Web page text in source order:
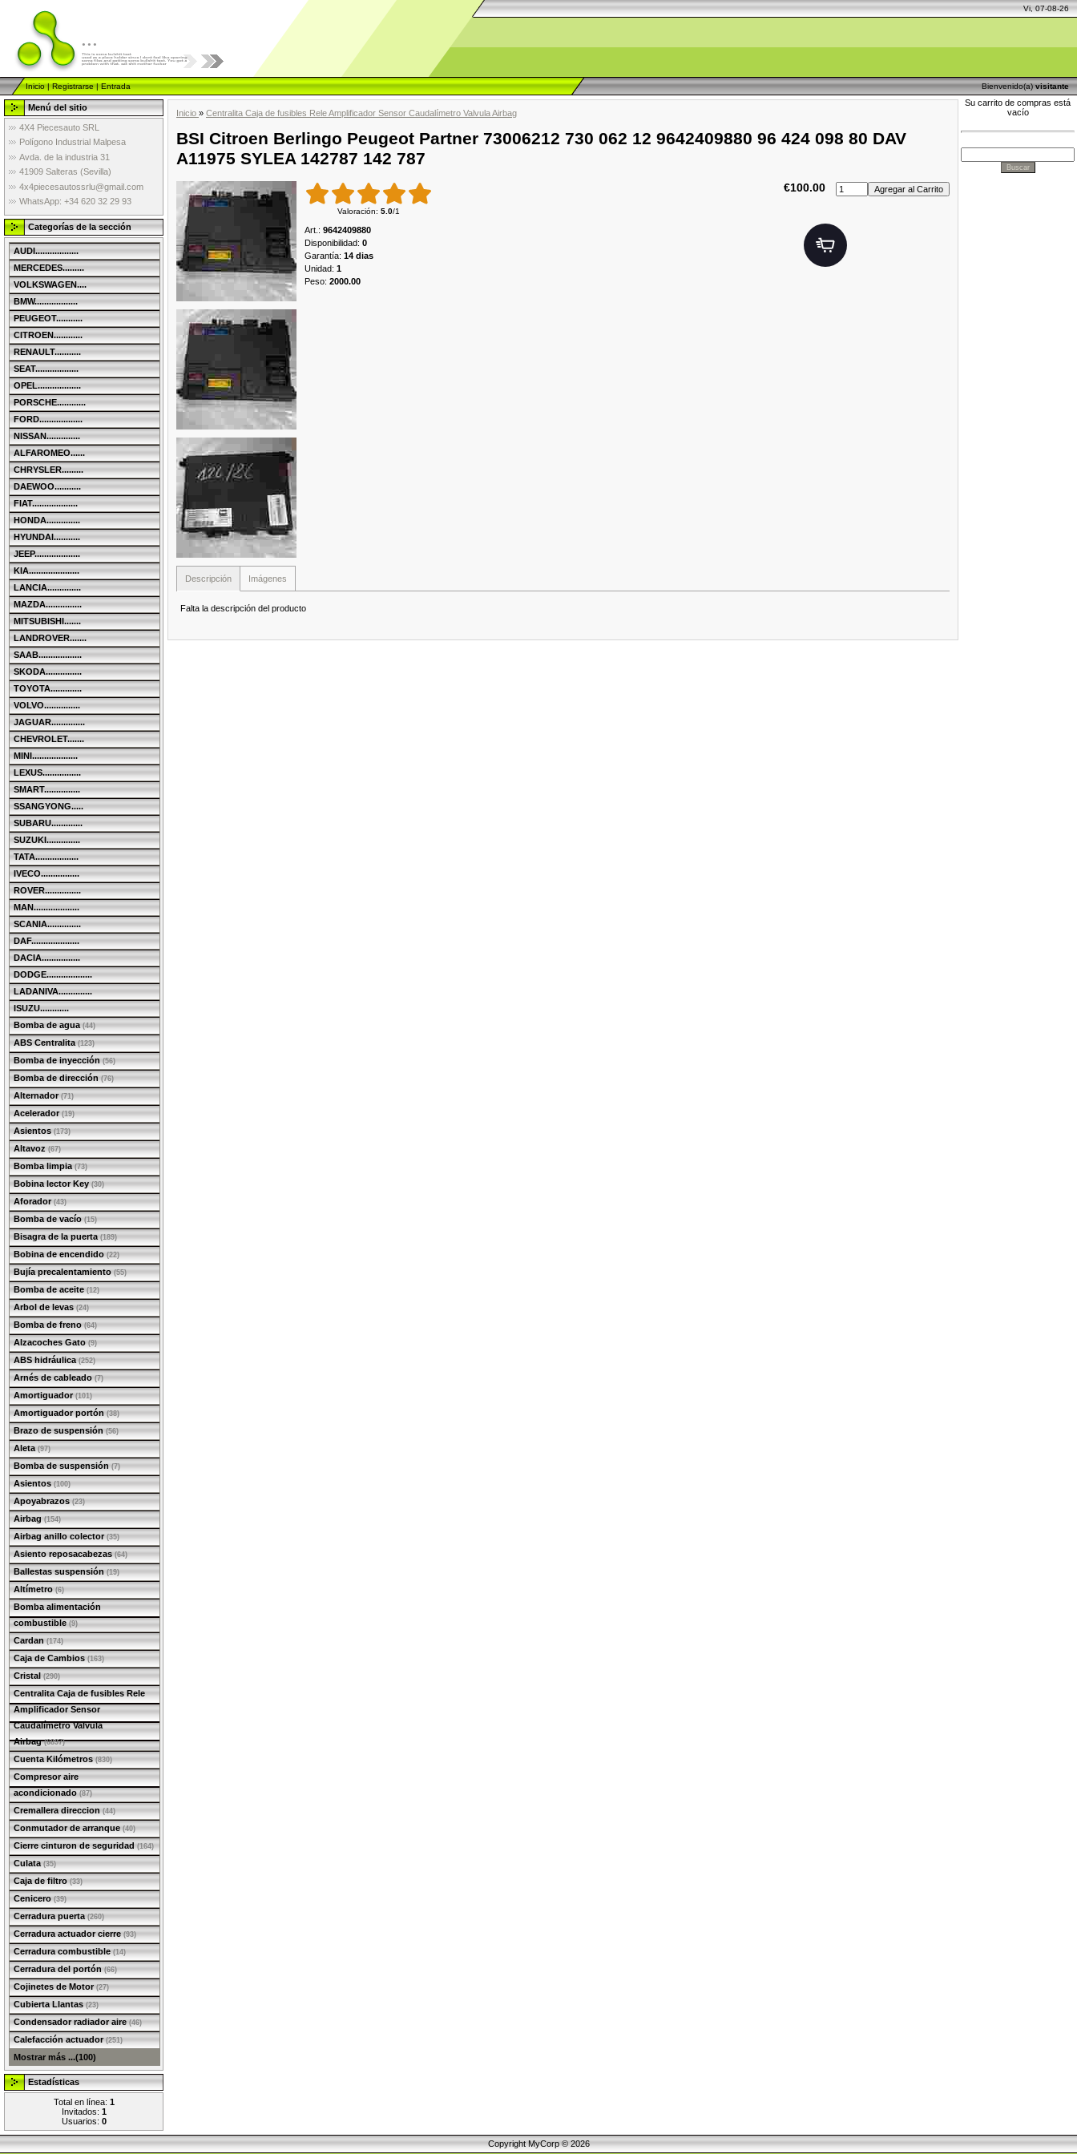
Vi, 07-08-26
...
Inicio|Registrarse|Entrada Bienvenido(a) visitante
Menú del sitio
4X4 Piecesauto SRL
Polígono Industrial Malpesa
Avda. de la industria 31
41909 Salteras (Sevilla)
4x4piecesautossrlu@gmail.com
WhatsApp: +34 620 32 29 93
Categorías de la sección
AUDI..................
MERCEDES.........
VOLKSWAGEN....
BMW..................
PEUGEOT...........
CITROEN............
RENAULT...........
SEAT..................
OPEL..................
PORSCHE............
FORD..................
NISSAN..............
ALFAROMEO......
CHRYSLER.........
DAEWOO...........
FIAT...................
HONDA..............
HYUNDAI...........
JEEP...................
KIA.....................
LANCIA..............
MAZDA...............
MITSUBISHI.......
LANDROVER.......
SAAB..................
SKODA...............
TOYOTA.............
VOLVO...............
JAGUAR..............
CHEVROLET.......
MINI...................
LEXUS................
SMART...............
SSANGYONG.....
SUBARU.............
SUZUKI..............
TATA..................
IVECO................
ROVER...............
MAN...................
SCANIA..............
DAF....................
DACIA................
DODGE...................
LADANIVA..............
ISUZU............
Bomba de agua (44)
ABS Centralita (123)
Bomba de inyección (56)
Bomba de dirección (76)
Alternador (71)
Acelerador (19)
Asientos (173)
Altavoz (67)
Bomba limpia (73)
Bobina lector Key (30)
Aforador (43)
Bomba de vacío (15)
Bisagra de la puerta (189)
Bobina de encendido (22)
Bujía precalentamiento (55)
Bomba de aceite (12)
Arbol de levas (24)
Bomba de freno (64)
Alzacoches Gato (9)
ABS hidráulica (252)
Arnés de cableado (7)
Amortiguador (101)
Amortiguador portón (38)
Brazo de suspensión (56)
Aleta (97)
Bomba de suspensión (7)
Asientos (100)
Apoyabrazos (23)
Airbag (154)
Airbag anillo colector (35)
Asiento reposacabezas (64)
Ballestas suspensión (19)
Altímetro (6)
Bomba alimentación
combustible(9)
Cardan (174)
Caja de Cambios (163)
Cristal (290)
Centralita Caja de fusibles Rele
Amplificador Sensor
Caudalímetro Valvula
Airbag(6897)
Cuenta Kilómetros (830)
Compresor aire
acondicionado(87)
Cremallera direccion (44)
Conmutador de arranque (40)
Cierre cinturon de seguridad (164)
Culata (35)
Caja de filtro (33)
Cenicero (39)
Cerradura puerta (260)
Cerradura actuador cierre (93)
Cerradura combustible (14)
Cerradura del portón (66)
Cojinetes de Motor (27)
Cubierta Llantas (23)
Condensador radiador aire (46)
Calefacción actuador (251)
Mostrar más ...(100)
Estadísticas
Total en línea: 1
Invitados: 1
Usuarios: 0
Inicio » Centralita Caja de fusibles Rele Amplificador Sensor Caudalímetro Valvula Airbag
BSI Citroen Berlingo Peugeot Partner 73006212 730 062 12 9642409880 96 424 098 80 DAV
A11975 SYLEA 142787 142 787
Valoración: 5.0/1
€100.00
Art. : 9642409880
Disponibilidad: 0
Garantía: 14 dias
Unidad: 1
Peso: 2000.00
Descripción Imágenes
Falta la descripción del producto
Su carrito de compras está
vacío
Copyright MyCorp © 2026